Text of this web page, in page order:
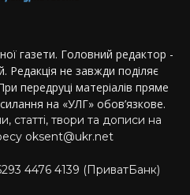
газети. Головний редактор -
не завжди поділяє
передруці матеріалів пряме
на «УЛГ» обов’язкове.
статті, твори та дописи на
oksent@ukr.net
4476 4139 (ПриватБанк)